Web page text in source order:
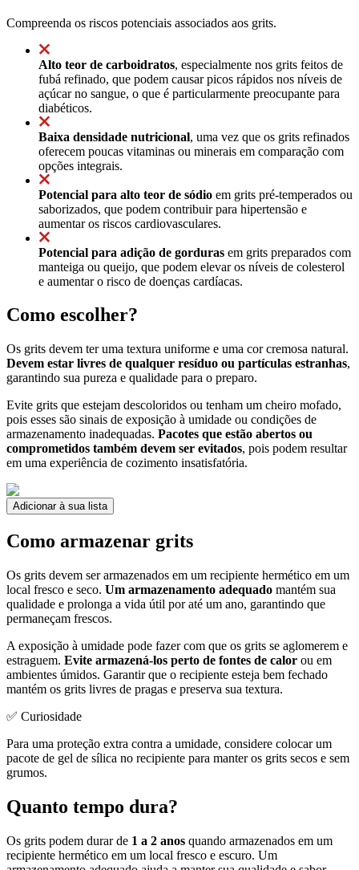
Compreenda os riscos potenciais associados aos grits.
Alto teor de carboidratos, especialmente nos grits feitos de
fubá refinado, que podem causar picos rápidos nos níveis de
açúcar no sangue, o que é particularmente preocupante para
diabéticos.
Baixa densidade nutricional, uma vez que os grits refinados
oferecem poucas vitaminas ou minerais em comparação com
opções integrais.
Potencial para alto teor de sódio em grits pré-temperados ou
saborizados, que podem contribuir para hipertensão e
aumentar os riscos cardiovasculares.
Potencial para adição de gorduras em grits preparados com
manteiga ou queijo, que podem elevar os níveis de colesterol
e aumentar o risco de doenças cardíacas.
Como escolher?
Os grits devem ter uma textura uniforme e uma cor cremosa natural.
Devem estar livres de qualquer resíduo ou partículas estranhas,
garantindo sua pureza e qualidade para o preparo.
Evite grits que estejam descoloridos ou tenham um cheiro mofado,
pois esses são sinais de exposição à umidade ou condições de
armazenamento inadequadas. Pacotes que estão abertos ou
comprometidos também devem ser evitados, pois podem resultar
em uma experiência de cozimento insatisfatória.
Adicionar à sua lista
Como armazenar grits
Os grits devem ser armazenados em um recipiente hermético em um
local fresco e seco. Um armazenamento adequado mantém sua
qualidade e prolonga a vida útil por até um ano, garantindo que
permaneçam frescos.
A exposição à umidade pode fazer com que os grits se aglomerem e
estraguem. Evite armazená-los perto de fontes de calor ou em
ambientes úmidos. Garantir que o recipiente esteja bem fechado
mantém os grits livres de pragas e preserva sua textura.
✅ Curiosidade
Para uma proteção extra contra a umidade, considere colocar um
pacote de gel de sílica no recipiente para manter os grits secos e sem
grumos.
Quanto tempo dura?
Os grits podem durar de 1 a 2 anos quando armazenados em um
recipiente hermético em um local fresco e escuro. Um